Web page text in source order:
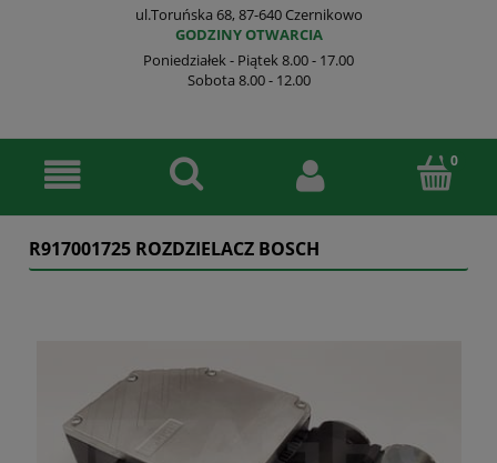
ul.Toruńska 68, 87-640 Czernikowo
GODZINY OTWARCIA
Poniedziałek - Piątek 8.00 - 17.00
Sobota 8.00 - 12.00
R917001725 ROZDZIELACZ BOSCH